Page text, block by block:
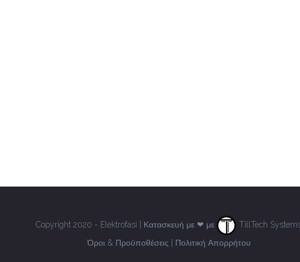
Copyright 2020 - Elektrofasi | Κατασκευή με ❤ με
TillTech
Όροι & Προϋποθέσεις
Πολιτική Απορρήτου